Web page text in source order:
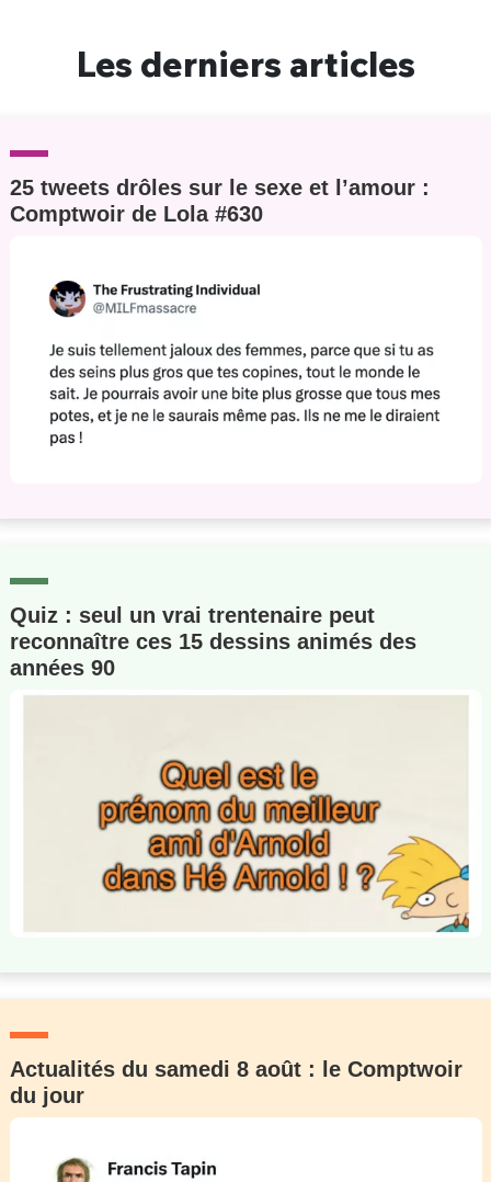
Les derniers articles
25 tweets drôles sur le sexe et l’amour :
Comptwoir de Lola #630
Quiz : seul un vrai trentenaire peut
reconnaître ces 15 dessins animés des
années 90
Actualités du samedi 8 août : le Comptwoir
du jour
Un Thread